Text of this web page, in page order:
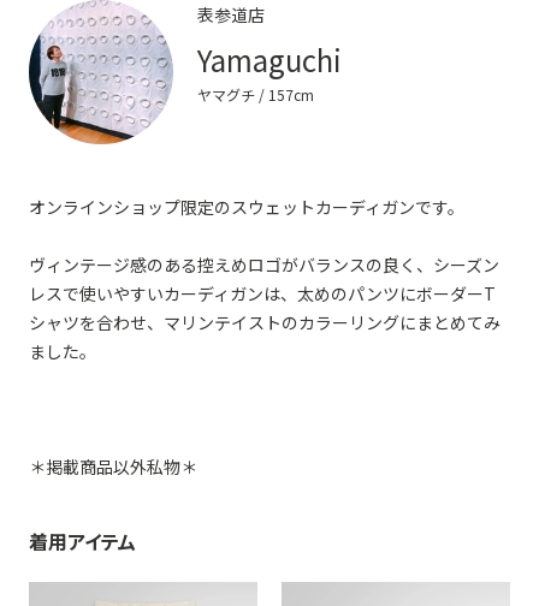
表参道店
Yamaguchi
ヤマグチ/ 157cm
オンラインショップ限定のスウェットカーディガンです。
ヴィンテージ感のある控えめロゴがバランスの良く、シーズン
レスで使いやすいカーディガンは、太めのパンツにボーダーT
シャツを合わせ、マリンテイストのカラーリングにまとめてみ
ました。
＊掲載商品以外私物＊
着用アイテム